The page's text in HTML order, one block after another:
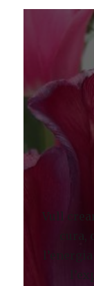
Vull